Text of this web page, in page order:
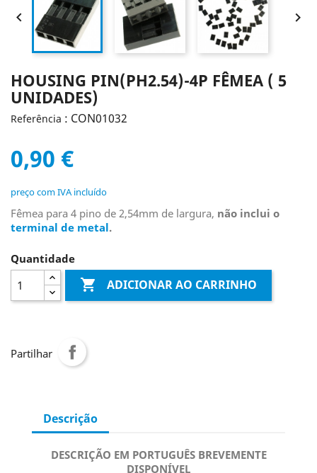
 
HOUSING PIN(PH2.54)-4P FÊMEA ( 5
UNIDADES)
Referência : CON01032
0,90 €
preço com IVA incluído
Fêmea para 4 pino de 2,54mm de largura, não inclui o
terminal de metal.
Quantidade
 ADICIONAR AO CARRINHO
Partilhar
Descrição
DESCRIÇÃO EM PORTUGUÊS BREVEMENTE
DISPONÍVEL